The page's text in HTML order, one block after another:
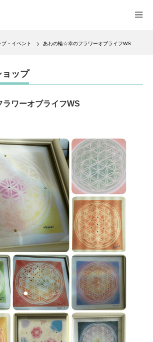
・イベント あわの輪☆幸のフラワーオブライフWS
ップ
ワーオブライフWS